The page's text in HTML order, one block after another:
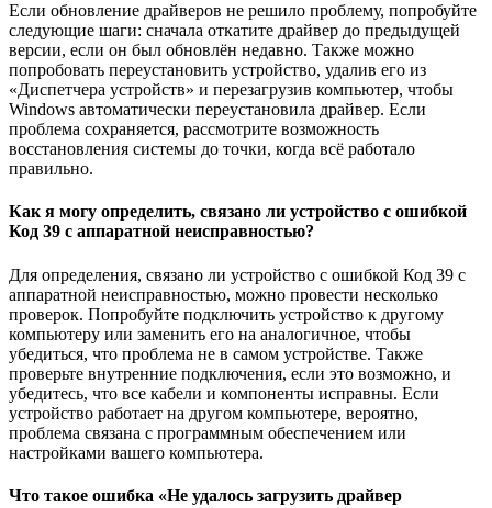
Если обновление драйверов не решило проблему, попробуйте
следующие шаги: сначала откатите драйвер до предыдущей
версии, если он был обновлён недавно. Также можно
попробовать переустановить устройство, удалив его из
«Диспетчера устройств» и перезагрузив компьютер, чтобы
Windows автоматически переустановила драйвер. Если
проблема сохраняется, рассмотрите возможность
восстановления системы до точки, когда всё работало
правильно.
Как я могу определить, связано ли устройство с ошибкой
Код 39 с аппаратной неисправностью?
Для определения, связано ли устройство с ошибкой Код 39 с
аппаратной неисправностью, можно провести несколько
проверок. Попробуйте подключить устройство к другому
компьютеру или заменить его на аналогичное, чтобы
убедиться, что проблема не в самом устройстве. Также
проверьте внутренние подключения, если это возможно, и
убедитесь, что все кабели и компоненты исправны. Если
устройство работает на другом компьютере, вероятно,
проблема связана с программным обеспечением или
настройками вашего компьютера.
Что такое ошибка «Не удалось загрузить драйвер